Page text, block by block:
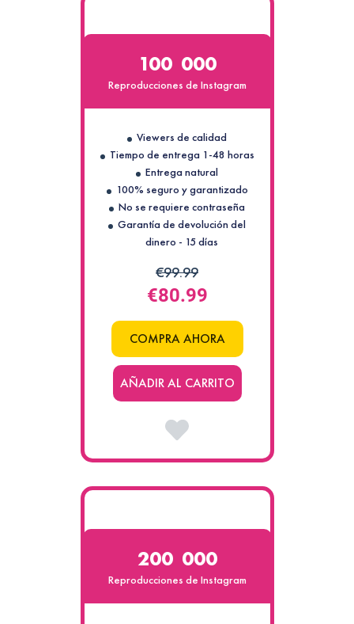
100 000
Reproducciones de Instagram
Viewers de calidad
Tiempo de entrega 1-48 horas
Entrega natural
100% seguro y garantizado
No se requiere contraseña
Garantía de devolución del
dinero - 15 días
€99.99
€80.99
COMPRA AHORA
AÑADIR AL CARRITO
200 000
Reproducciones de Instagram